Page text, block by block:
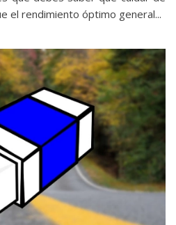
el rendimiento óptimo general...